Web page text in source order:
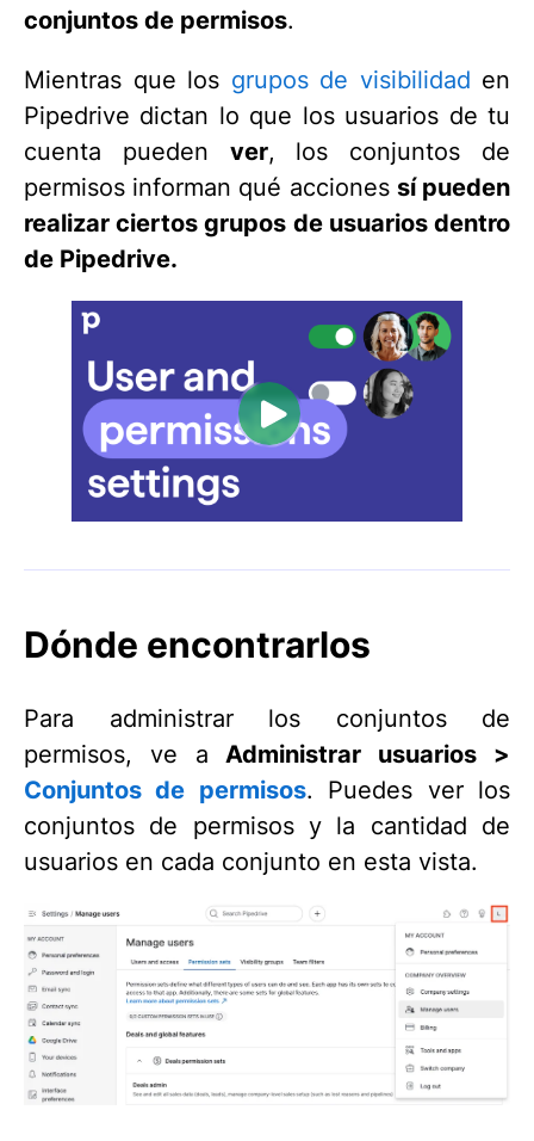
conjuntos de permisos.
Mientras que los grupos de visibilidad en
Pipedrive dictan lo que los usuarios de tu
cuenta pueden ver, los conjuntos de
permisos informan qué acciones sí pueden
realizar ciertos grupos de usuarios dentro
de Pipedrive.
Dónde encontrarlos
Para administrar los conjuntos de
permisos, ve a Administrar usuarios >
Conjuntos de permisos. Puedes ver los
conjuntos de permisos y la cantidad de
usuarios en cada conjunto en esta vista.